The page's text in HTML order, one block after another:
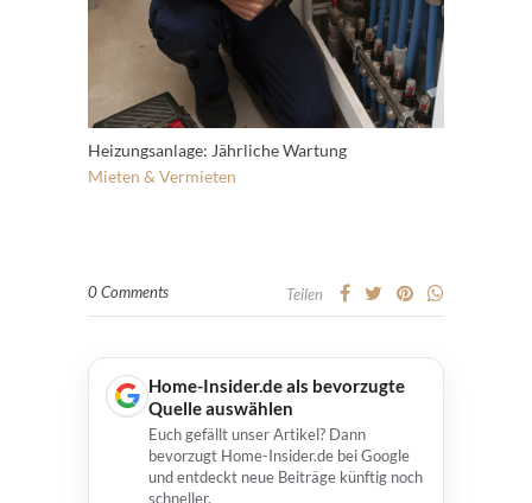
Heizungsanlage: Jährliche Wartung
Mieten & Vermieten
0 Comments Teilen
Home-Insider.de als bevorzugte
Quelle auswählen
Euch gefällt unser Artikel? Dann
bevorzugt Home-Insider.de bei Google
und entdeckt neue Beiträge künftig noch
schneller.